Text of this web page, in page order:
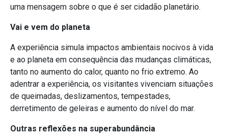
uma mensagem sobre o que é ser cidadão planetário.
Vai e vem do planeta
A experiência simula impactos ambientais nocivos à vida
e ao planeta em consequência das mudanças climáticas,
tanto no aumento do calor, quanto no frio extremo. Ao
adentrar a experiência, os visitantes vivenciam situações
de queimadas, deslizamentos, tempestades,
derretimento de geleiras e aumento do nível do mar.
Outras reflexões na superabundância